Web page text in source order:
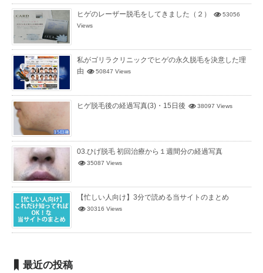
ヒゲのレーザー脱毛をしてきました（２）
53056
Views
私がゴリラクリニックでヒゲの永久脱毛を決意した理
由
50847 Views
ヒゲ脱毛後の経過写真(3)・15日後 38097 Views
03.ひげ脱毛 初回治療から１週間分の経過写真
35087 Views
【忙しい人向け】3分で読める当サイトのまとめ
30316 Views
最近の投稿